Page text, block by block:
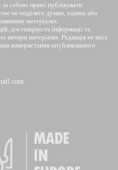
собою право публікувати
не поділяти думки, оцінки або
матеріалах.
достовірність інформації та
автори матеріалів. Редакція не несе
використання опублікованого